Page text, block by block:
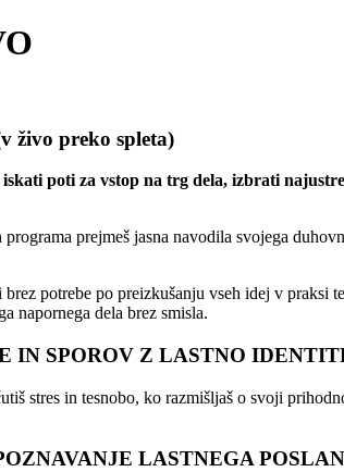
preko spleta)
poti za vstop na trg dela, izbrati
prejmeš jasna navodila svojega
potrebe po preizkušanju vseh idej v praksi
napornega dela brez smisla.
IN SPOROV Z LASTNO
stres in tesnobo, ko razmišljaš o svoji
LASTNEGA